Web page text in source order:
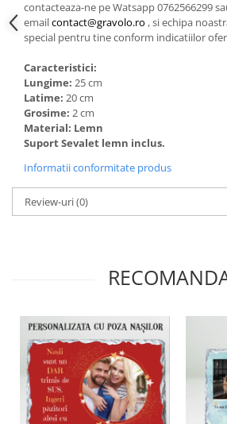
contacteaza-ne pe Watsapp 0762566299
emailcontact@gravolo.ro , si echipa
special pentru tine conform indicatiilor
Caracteristici:
Lungime: 25 cm
Latime: 20 cm
Grosime: 2 cm
Material: Lemn
Suport Sevalet lemn inclus.
Informatii conformitate produs
Review-uri(0)